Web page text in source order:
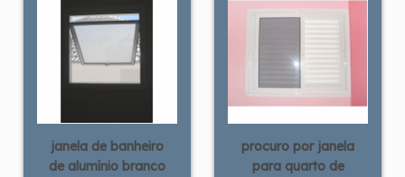
janela de banheiro
de alumínio branco
procuro por janela
para quarto de